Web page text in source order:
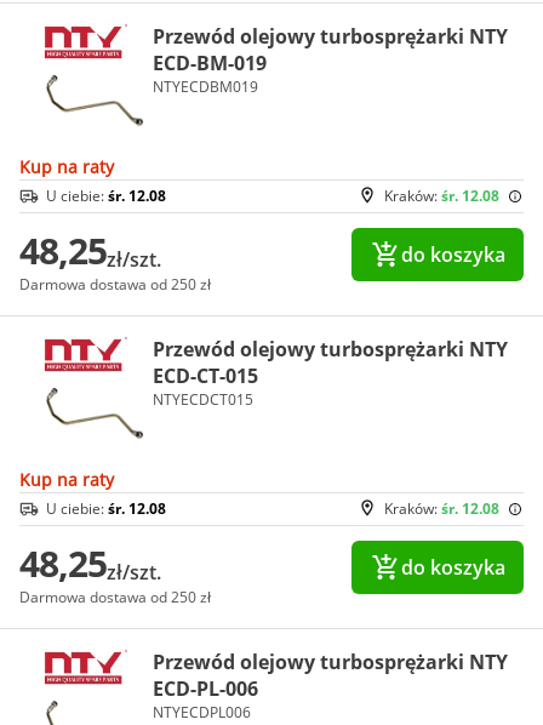
Przewód olejowy turbosprężarki NTY
ECD-BM-019
NTYECDBM019
Kup na raty
Kraków:śr. 12.08
U ciebie:śr. 12.08
48,25zł/szt.
Darmowa dostawa od 250 zł
do koszyka
Przewód olejowy turbosprężarki NTY
ECD-CT-015
NTYECDCT015
Kup na raty
Kraków:śr. 12.08
U ciebie:śr. 12.08
48,25zł/szt.
Darmowa dostawa od 250 zł
do koszyka
Przewód olejowy turbosprężarki NTY
ECD-PL-006
NTYECDPL006